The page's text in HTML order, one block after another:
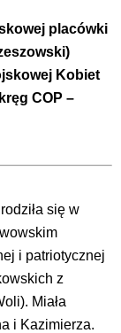
placówki
Kobiet
COP –
się w
i patriotycznej
z
Miała
i Kazimierza.